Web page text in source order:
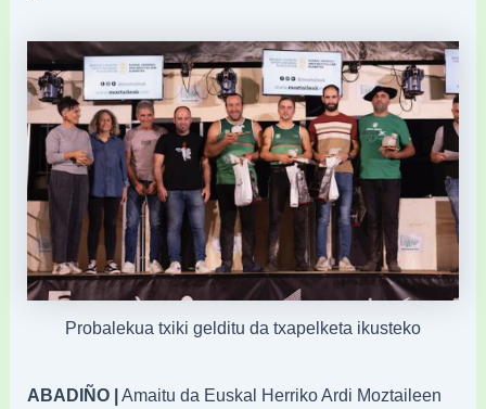
Probalekua txiki gelditu da txapelketa ikusteko
ABADIÑO |Amaitu da Euskal Herriko Ardi Moztaileen